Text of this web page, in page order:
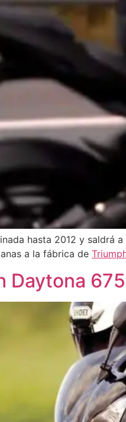
hasta 2012 y saldrá
a la fábrica de
Daytona